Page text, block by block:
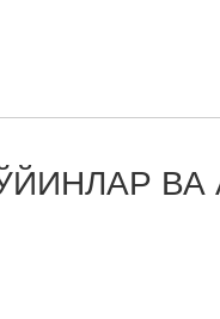
ВА